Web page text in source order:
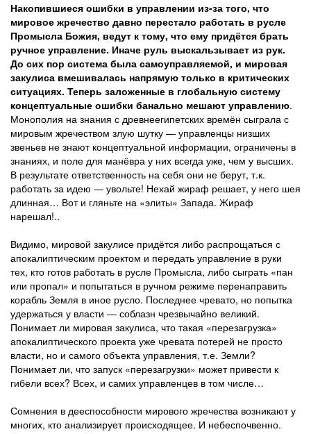
Накопившиеся ошибки в управлении из-за того, что
мировое жречество давно перестало работать в русле
Промысла Божия, ведут к тому, что ему придётся брать
ручное управление. Иначе руль выскальзывает из рук.
До сих пор система была самоуправляемой, и мировая
закулиса вмешивалась напрямую только в критических
ситуациях. Теперь заложенные в глобальную систему
концептуальные ошибки банально мешают управлению.
Монополия на знания с древнеегипетских времён сыграла с
мировым жречеством злую шутку — управленцы низших
звеньев не знают концептуальной информации, ограничены в
знаниях, и поле для манёвра у них всегда уже, чем у высших.
В результате ответственность на себя они не берут, т.к.
работать за идею — увольте! Нехай жираф решает, у него шея
длинная… Вот и гляньте на «элиты» Запада. Жираф
нарешал!..
Видимо, мировой закулисе придётся либо распрощаться с
апокалиптическим проектом и передать управление в руки
тех, кто готов работать в русле Промысла, либо сыграть «пан
или пропал» и попытаться в ручном режиме перенаправить
корабль Земля в иное русло. Последнее чревато, но попытка
удержаться у власти — соблазн чрезвычайно великий.
Понимает ли мировая закулиса, что такая «перезагрузка»
апокалиптического проекта уже чревата потерей не просто
власти, но и самого объекта управления, т.е. Земли?
Понимает ли, что запуск «перезагрузки» может привести к
гибели всех? Всех, и самих управленцев в том числе…
Сомнения в дееспособности мирового жречества возникают у
многих, кто анализирует происходящее. И небеспочвенно.